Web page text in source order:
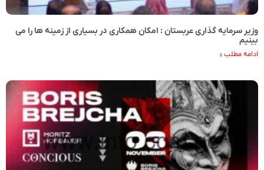
وزیر سرمایه گذاری عربستان : امکان همکاری در بسیاری از زمینه ها را می
بینیم
ادامه مطلب »